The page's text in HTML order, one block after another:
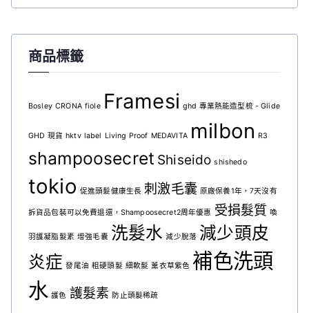
商品標籤
Bosley CRONA fiole Framesi ghd 專業熱能造型梳 - Glide
GHD 現貨 hktv label Living Proof MEDAVITA milbon R3
shampoosecret Shiseido shishedo
tokio 促進頭髮健康生長 刺激毛囊 原廠保養1年，7天沒有
拆貨品包裝可以免費退還，Shampoosecret2周年優惠 受損髮質 喚
羽護凝脂髮素 增強毛囊 洗髮水 減少脫落 減少頭皮
炎症 發尾油 粗硬頭髮 細軟髮 薰衣草紫色 補色洗頭
水 護色 護髮素 防止頭髮稀疏